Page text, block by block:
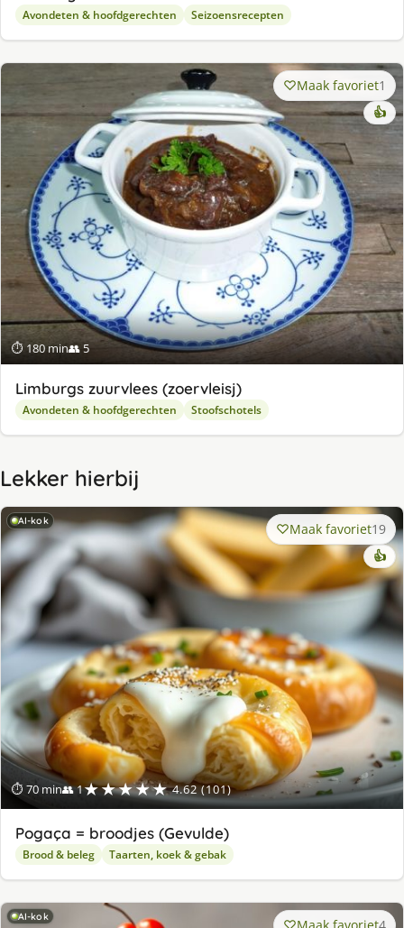
Avondeten & hoofdgerechten Seizoensrecepten
⏱ 180 min👥 5
Maak favoriet1
👍
Limburgs zuurvlees (zoervleisj)
Avondeten & hoofdgerechten Stoofschotels
Lekker hierbij
AI-kok
⏱ 70 min👥 1★★★★★ 4.62 (101)
Maak favoriet19
👍
Pogaça = broodjes (Gevulde)
Brood & beleg Taarten, koek & gebak
AI-kok Maak favoriet4